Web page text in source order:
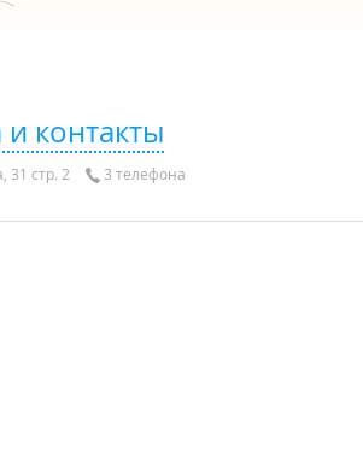
и контакты
31 стр. 2 3 телефона